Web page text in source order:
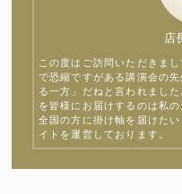
店
この度はご訪問いただきま
で恐縮ですがある講演会の
る一方」だねと言われまし
を皆様にお届けするのは私
全国の方に掛け軸を届けた
イトを運営しております。